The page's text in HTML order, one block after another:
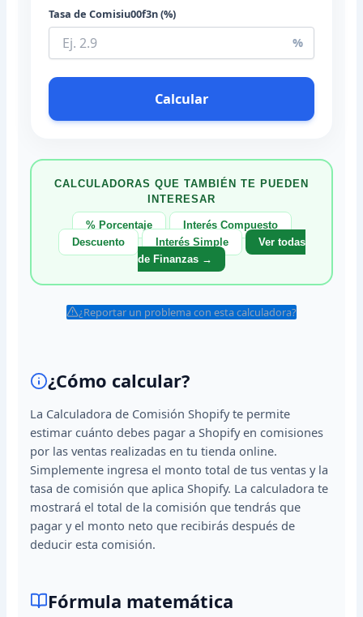
Tasa de Comisiu00f3n (%)
%
Calcular
CALCULADORAS QUE TAMBIÉN TE PUEDEN
INTERESAR
% Porcentaje
Interés Compuesto
Descuento
Interés Simple
Ver todas
de Finanzas →
¿Reportar un problema con esta calculadora?
¿Cómo calcular?
La Calculadora de Comisión Shopify te permite
estimar cuánto debes pagar a Shopify en comisiones
por las ventas realizadas en tu tienda online.
Simplemente ingresa el monto total de tus ventas y la
tasa de comisión que aplica Shopify. La calculadora te
mostrará el total de la comisión que tendrás que
pagar y el monto neto que recibirás después de
deducir esta comisión.
Fórmula matemática